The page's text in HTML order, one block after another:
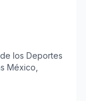
los Deportes
México,